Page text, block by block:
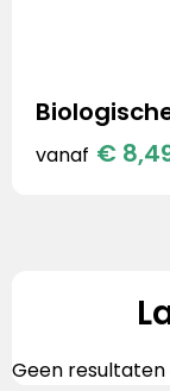
vanaf €
Geen resultaten